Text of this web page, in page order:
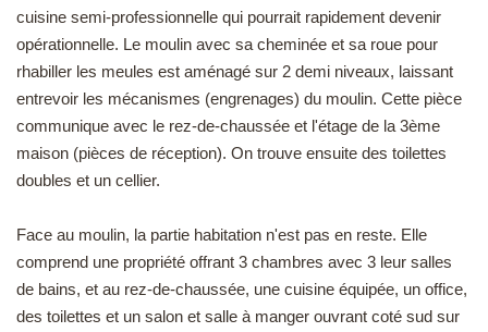
cuisine semi-professionnelle qui pourrait rapidement devenir
opérationnelle. Le moulin avec sa cheminée et sa roue pour
rhabiller les meules est aménagé sur 2 demi niveaux, laissant
entrevoir les mécanismes (engrenages) du moulin. Cette pièce
communique avec le rez-de-chaussée et l'étage de la 3ème
maison (pièces de réception). On trouve ensuite des toilettes
doubles et un cellier.
Face au moulin, la partie habitation n'est pas en reste. Elle
comprend une propriété offrant 3 chambres avec 3 leur salles
de bains, et au rez-de-chaussée, une cuisine équipée, un office,
des toilettes et un salon et salle à manger ouvrant coté sud sur